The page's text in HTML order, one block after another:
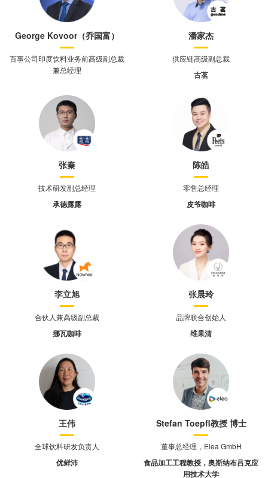
George Kovoor（乔国富）
百事公司印度饮料业务前高级副总裁
兼总经理
潘家杰
供应链高级副总裁
古茗
张秦
技术研发副总经理
承德露露
陈皓
零售总经理
皮爷咖啡
李立旭
合伙人兼高级副总裁
挪瓦咖啡
张晨玲
品牌联合创始人
维果清
王伟
全球饮料研发负责人
优鲜沛
Stefan Toepfl教授 博士
董事总经理，Elea GmbH
食品加工工程教授，奥斯纳布吕克应
用技术大学